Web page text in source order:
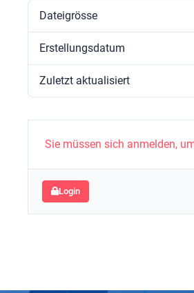
Dateigrösse
Erstellungsdatum
Zuletzt aktualisiert
Sie müssen sich anmelden,
Login